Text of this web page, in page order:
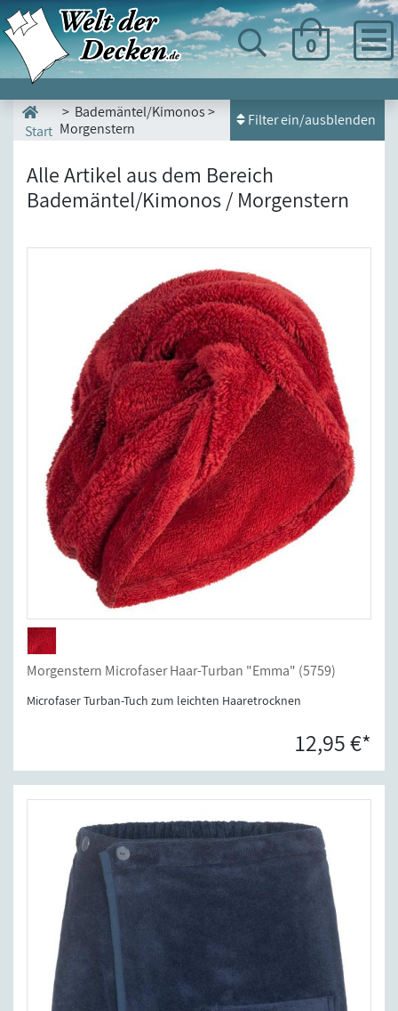
0
Start
> Bademäntel/Kimonos >
Morgenstern
Filter ein/ausblenden
Alle Artikel aus dem Bereich
Bademäntel/Kimonos / Morgenstern
Morgenstern Microfaser Haar-Turban "Emma" (5759)
Microfaser Turban-Tuch zum leichten Haaretrocknen
12,95 €*